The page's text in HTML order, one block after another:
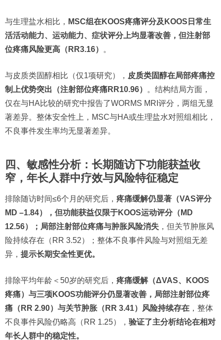
与生理盐水相比， MSC组在KOOS疼痛评分及KOOS日常生
活活动能力、运动能力、症状评分上均显著改善，但注射部
位疼痛风险更高（RR3.16）
。
与皮质类固醇相比（仅1项研究）， 皮质类固醇在局部疼痛控
制上优势突出（注射部位疼痛RR10.96）
。结构结局方面，
仅在与HA比较的研究中报告了WORMS MRI评分，两组无显
著差异。整体安全性上，MSC与HA或生理盐水对照组相比，
不良事件发生率均无显著差异。
四、敏感性分析：长期随访下功能获益收
窄，年长人群中疗效与风险特征稳定
排除随访时间≤6个月的研究后， 疼痛缓解仍显著（VAS评分
MD –1.84），但功能获益仅限于KOOS运动评分（MD
12.56）；局部注射部位疼痛与肿胀风险消失 ，但关节肿胀风
险持续存在（RR 3.52）；整体不良事件风险与对照组无差
异， 提示长期安全性更优。
排除平均年龄＜50岁的研究后， 疼痛缓解（ΔVAS、KOOS
疼痛）与三项KOOS功能评分仍显著改善，局部注射部位疼
痛（RR 2.90）与关节肿胀（RR 3.41）风险持续存在 ，整体
不良事件风险仍略高（RR 1.25）， 验证了主分析结论在相对
年长人群中的稳定性。